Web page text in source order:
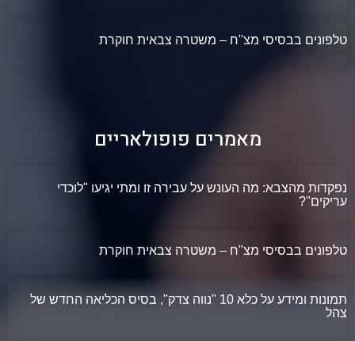
טלפונים בבסיסי מצ"ח – משטרה צבאית חוקרת
מאמרים פופולאריים
נפקדות מהצבא: מה העונש על עבירה זו ומתי יגיעו "לוכדי
עריקים"?
טלפונים בבסיסי מצ"ח – משטרה צבאית חוקרת
תמונות ומידע על כלא 10 "נווה צדק", בסיס הכליאה החדש של
צהל